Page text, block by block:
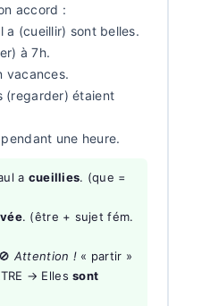
accord :
a (cueillir) sont belles.
à 7h.
vacances.
(regarder) étaient
une heure.
a cueillies. (que =
. (être + sujet fém.
Attention !« partir »
→ Ellessont